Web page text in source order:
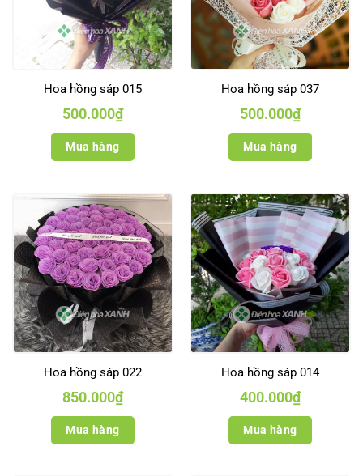
Hoa hồng sáp 015
500.000₫
Mua hàng
Hoa hồng sáp 037
500.000₫
Mua hàng
Hoa hồng sáp 022
850.000₫
Mua hàng
Hoa hồng sáp 014
400.000₫
Mua hàng